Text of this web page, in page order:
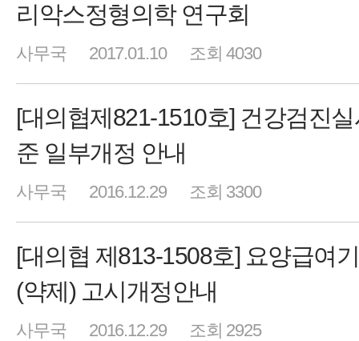
리악스정형의학 연구회
사무국 2017.01.10 조회 4030
[대의협제821-1510호] 건강검진
준 일부개정 안내
사무국 2016.12.29 조회 3300
[대의협 제813-1508호] 요양급여
(약제) 고시개정안내
사무국 2016.12.29 조회 2925